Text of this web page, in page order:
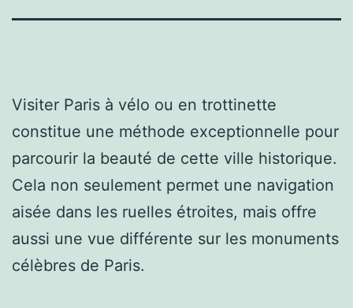
Visiter Paris à vélo ou en trottinette
constitue une méthode exceptionnelle pour
parcourir la beauté de cette ville historique.
Cela non seulement permet une navigation
aisée dans les ruelles étroites, mais offre
aussi une vue différente sur les monuments
célèbres de Paris.